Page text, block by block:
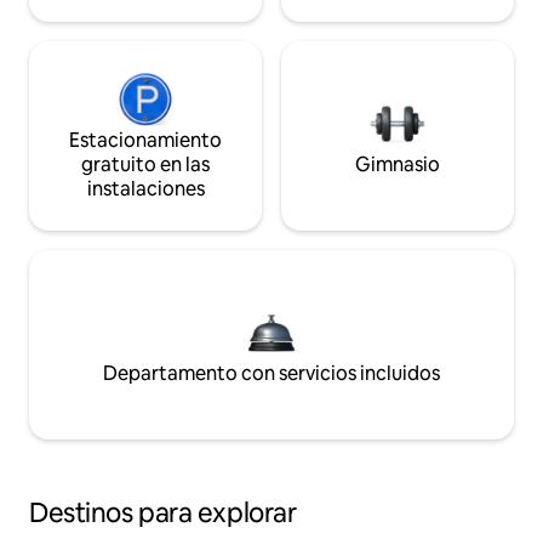
Estacionamiento
gratuito en las
instalaciones
Gimnasio
Departamento con servicios incluidos
Destinos para explorar